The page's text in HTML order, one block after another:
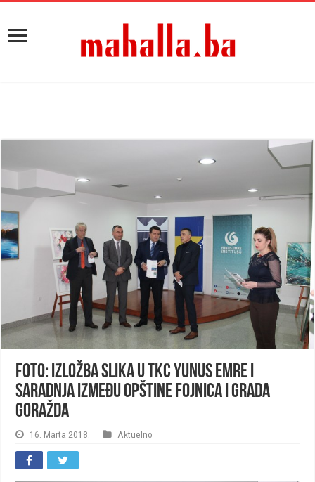
FOTO: Izložba slika u TKC Yunus Emre i
saradnja između opštine Fojnica i Grada
Goražda
16. Marta 2018. Aktuelno